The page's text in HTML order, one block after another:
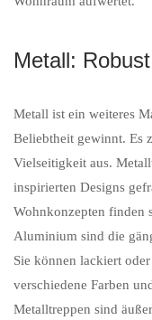
Metall:
Metall ist ein weiteres
Beliebtheit gewinnt. Es
Vielseitigkeit aus.
inspirierten Designs
Wohnkonzepten finden
Aluminium sind die
Sie können lackiert
verschiedene Farben
Metalltreppen sind